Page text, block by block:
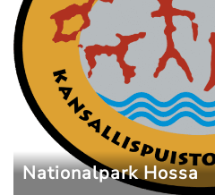
Nationalpark Hossa